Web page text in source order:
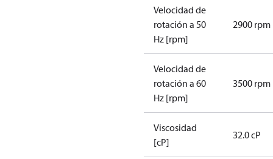
Velocidad de
rotación a 50
Hz [rpm]
2900 rpm
Velocidad de
rotación a 60
Hz [rpm]
3500 rpm
Viscosidad
[cP]
32.0 cP